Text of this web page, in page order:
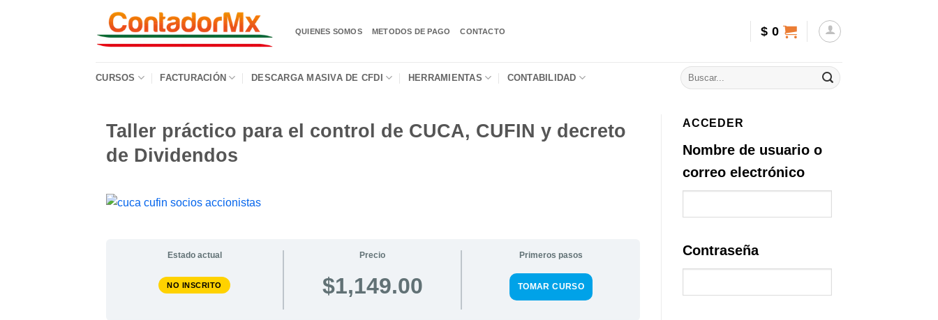
QUIENES SOMOS METODOS DE PAGO CONTACTO $ 0
CURSOS FACTURACIÓN DESCARGA MASIVA DE CFDI HERRAMIENTAS CONTABILIDAD
Taller práctico para el control de CUCA, CUFIN y decreto
de Dividendos
Estado actual
NO INSCRITO
Precio
$1,149.00
Primeros pasos
TOMAR CURSO
ACCEDER
Nombre de usuario o
correo electrónico
Contraseña